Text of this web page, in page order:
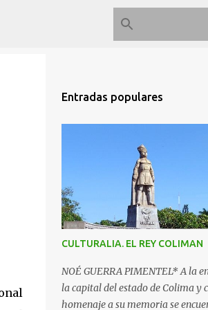
Entradas populares
CULTURALIA. EL REY COLIMAN
NOÉ GUERRA PIMENTEL* A la
la capital del estado de Colima y
homenaje a su memoria se